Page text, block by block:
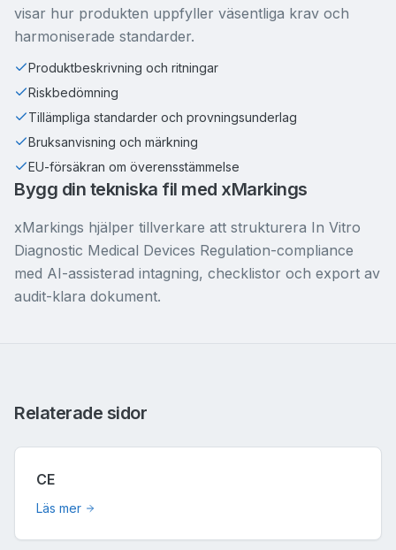
visar hur produkten uppfyller väsentliga krav och
harmoniserade standarder.
Produktbeskrivning och ritningar
Riskbedömning
Tillämpliga standarder och provningsunderlag
Bruksanvisning och märkning
EU-försäkran om överensstämmelse
Bygg din tekniska fil med xMarkings
xMarkings hjälper tillverkare att strukturera In Vitro
Diagnostic Medical Devices Regulation-compliance
med AI-assisterad intagning, checklistor och export av
audit-klara dokument.
Relaterade sidor
CE
Läs mer